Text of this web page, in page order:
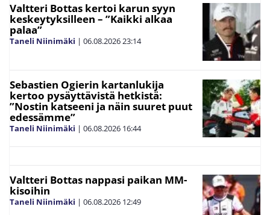
Valtteri Bottas kertoi karun syyn
keskeytyksilleen – ”Kaikki alkaa
palaa”
Taneli Niinimäki | 06.08.202623:14
Sebastien Ogierin kartanlukija
kertoo pysäyttävistä hetkistä:
”Nostin katseeni ja näin suuret puut
edessämme”
Taneli Niinimäki | 06.08.2026 16:44
Valtteri Bottas nappasi paikan MM-
kisoihin
Taneli Niinimäki | 06.08.2026 12:49